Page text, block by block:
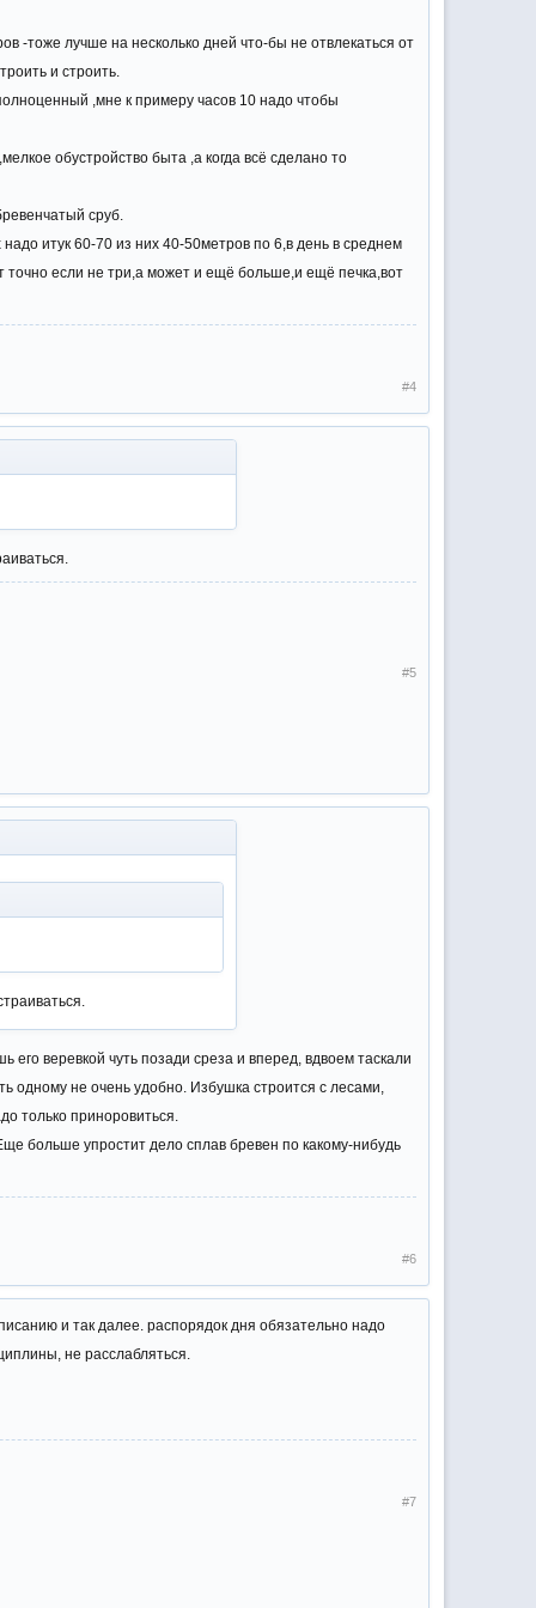
-тоже лучше на несколько дней что-бы не отвлекаться от
и строить.
,мне к примеру часов 10 надо чтобы
обустройство быта ,а когда всё сделано то
сруб.
итук 60-70 из них 40-50метров по 6,в день в среднем
точно если не три,а может и ещё больше,и ещё печка,вот
#4
#5
его веревкой чуть позади среза и вперед, вдвоем таскали
одному не очень удобно. Избушка строится с лесами,
только приноровиться.
больше упростит дело сплав бревен по какому-нибудь
#6
и так далее. распорядок дня обязательно надо
не расслабляться.
#7